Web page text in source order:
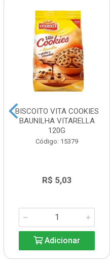
BISCOITO VITA COOKIES
BAUNILHA VITARELLA
120G
Código: 15379
R$ 5,03
Adicionar